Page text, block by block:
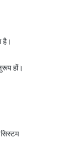
है।
हों।